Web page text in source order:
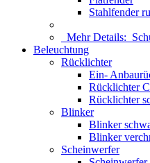
Stahlfender
Mehr Details:
Beleuchtung
Rücklichter
Ein-
Rücklichter
Rücklichter
Blinker
Blinker
Blinker
Scheinwerfer